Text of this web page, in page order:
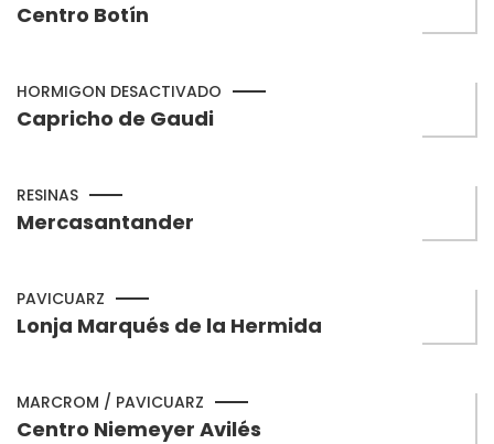
Centro Botín
HORMIGON DESACTIVADO
Capricho de Gaudi
RESINAS
Mercasantander
PAVICUARZ
Lonja Marqués de la Hermida
MARCROM / PAVICUARZ
Centro Niemeyer Avilés